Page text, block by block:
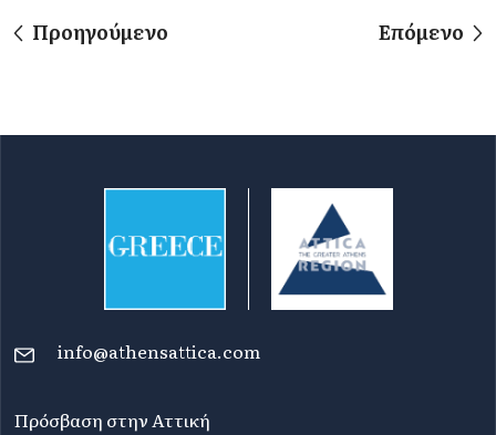
Προηγούμενο Επόμενο
info@athensattica.com
Πρόσβαση στην Αττική